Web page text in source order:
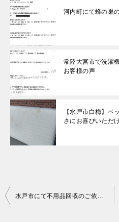
河内町にて蜂の巣
常陸大宮市で洗濯
お客様の声
【水戸市白梅】
さにお喜びいただ
投
水戸市にて不用品回収のご依頼 お客様の声